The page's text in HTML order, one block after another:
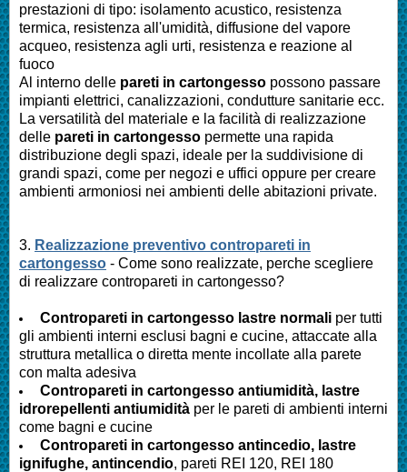
prestazioni di tipo: isolamento acustico, resistenza
termica, resistenza all'umidità, diffusione del vapore
acqueo, resistenza agli urti, resistenza e reazione al
fuoco
Al interno delle pareti in cartongesso possono passare
impianti elettrici, canalizzazioni, condutture sanitarie ecc.
La versatilità del materiale e la facilità di realizzazione
delle pareti in cartongesso permette una rapida
distribuzione degli spazi, ideale per la suddivisione di
grandi spazi, come per negozi e uffici oppure per creare
ambienti armoniosi nei ambienti delle abitazioni private.
3. Realizzazione preventivo contropareti in
cartongesso - Come sono realizzate, perche scegliere
di realizzare contropareti in cartongesso?
Contropareti in cartongesso lastre normali per tutti
gli ambienti interni esclusi bagni e cucine, attaccate alla
struttura metallica o diretta mente incollate alla parete
con malta adesiva
Contropareti in cartongesso antiumidità, lastre
idrorepellenti antiumidità per le pareti di ambienti interni
come bagni e cucine
Contropareti in cartongesso antincedio, lastre
ignifughe, antincendio, pareti REI 120, REI 180